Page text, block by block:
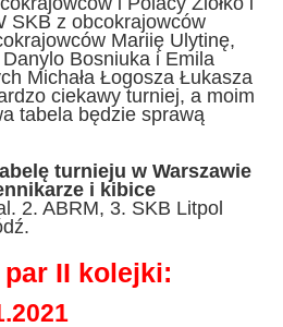
SKB z obcokrajowców
Mariię Ulytinę,
Bosniuka i Emila
Michała Łogosza Łukasza
ciekawy turniej, a moim
tabela będzie sprawą
turnieju w Warszawie
i kibice
2. ABRM, 3. SKB Litpol
par II kolejki: